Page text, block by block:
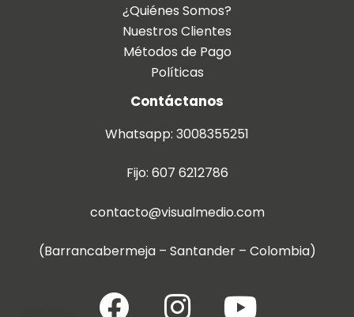
¿Quiénes Somos?
Nuestros Clientes
Métodos de Pago
Políticas
Contáctanos
Whatsapp: 3008355251
Fijo: 607 6212786
contacto@visualmedio.com
(Barrancabermeja – Santander – Colombia)